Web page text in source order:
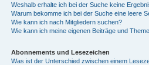
Weshalb erhalte ich bei der Suche keine
Warum bekomme ich bei der Suche eine leere
Wie kann ich nach Mitgliedern suchen?
Wie kann ich meine eigenen Beiträge und
Abonnements und Lesezeichen
Was ist der Unterschied zwischen einem